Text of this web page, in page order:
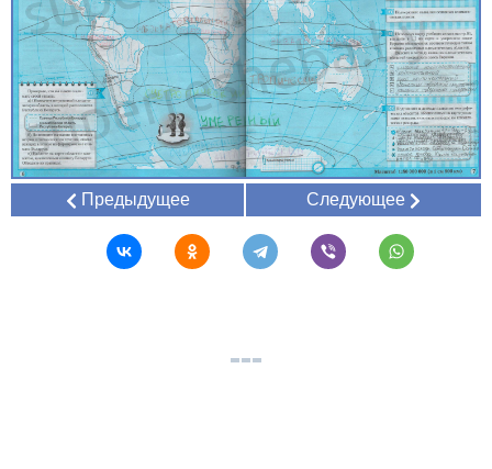
Предыдущее Следующее